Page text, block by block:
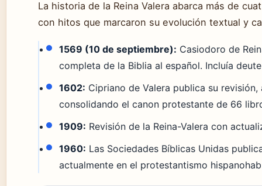
La historia de la Reina Valera abarca más de
con hitos que marcaron su evolución textual y
1569 (10 de septiembre): Casiodoro de
completa de la Biblia al español. Incluía
1602: Cipriano de Valera publica su
consolidando el canon protestante de 66
1909: Revisión de la Reina-Valera con
1960: Las Sociedades Bíblicas Unidas
actualmente en el protestantismo